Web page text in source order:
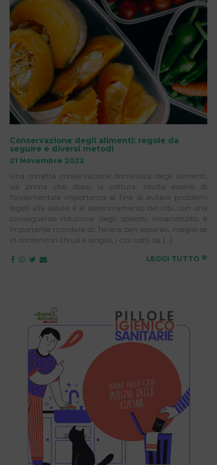
Conservazione degli alimenti: regole da
seguire e diversi metodi
21 Novembre 2022
Una corretta conservazione domestica degli alimenti,
sia prima che dopo la cottura, risulta essere di
fondamentale importanza al fine di evitare problemi
legati alla salute e al deterioramento dei cibi, con una
conseguente riduzione degli sprechi. Innanzitutto, è
importante ricordare di: Tenere ben separati, meglio se
in contenitori chiusi e singoli, i cibi cotti da […]
LEGGI TUTTO »